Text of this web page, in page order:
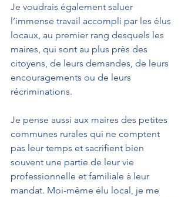
Je voudrais également saluer
l’immense travail accompli par les élus
locaux, au premier rang desquels les
maires, qui sont au plus près des
citoyens, de leurs demandes, de leurs
encouragements ou de leurs
récriminations.
Je pense aussi aux maires des petites
communes rurales qui ne comptent
pas leur temps et sacrifient bien
souvent une partie de leur vie
professionnelle et familiale à leur
mandat. Moi-même élu local, je me